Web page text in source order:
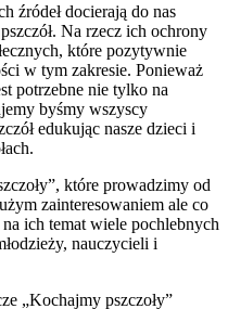
źródeł docierają do nas
Na rzecz ich ochrony
które pozytywnie
w tym zakresie. Ponieważ
potrzebne nie tylko na
byśmy wszyscy
edukując nasze dzieci i
które prowadzimy od
zainteresowaniem ale co
ich temat wiele pochlebnych
nauczycieli i
„Kochajmy pszczoły”